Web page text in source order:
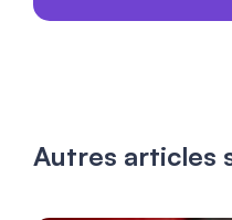
Autres articles